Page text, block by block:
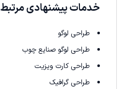
خدمات پیشنهادی مرتبط
طراحی لوگو
طراحی لوگو صنایع چوب
طراحی کارت ویزیت
طراحی گرافیک